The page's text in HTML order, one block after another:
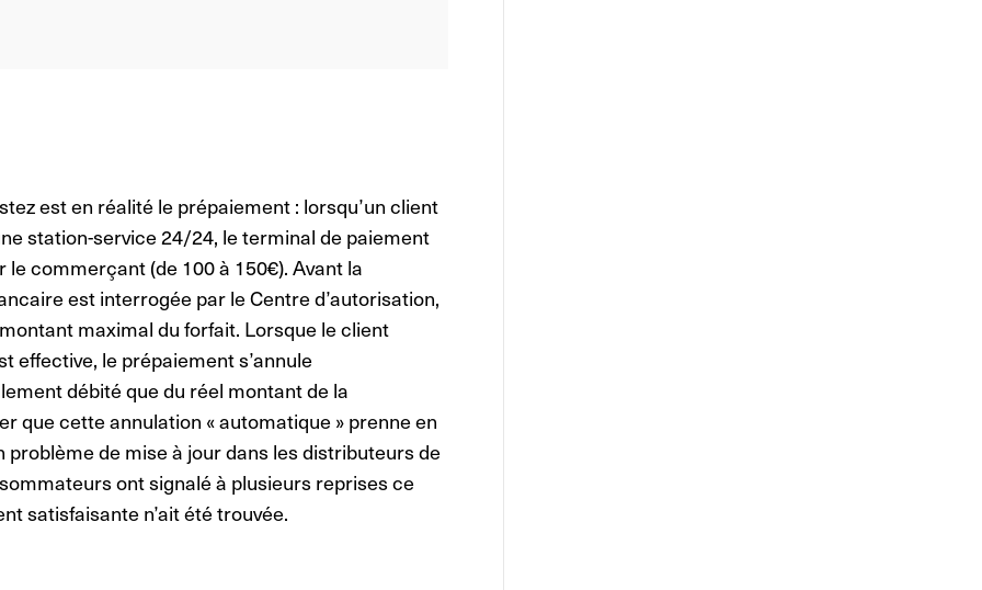
est en réalité le prépaiement : lorsqu’un client
station-service 24/24, le terminal de paiement
commerçant (de 100 à 150€). Avant la
est interrogée par le Centre d’autorisation,
maximal du forfait. Lorsque le client
effective, le prépaiement s’annule
débité que du réel montant de la
que cette annulation « automatique » prenne en
de mise à jour dans les distributeurs de
ont signalé à plusieurs reprises ce
satisfaisante n’ait été trouvée.